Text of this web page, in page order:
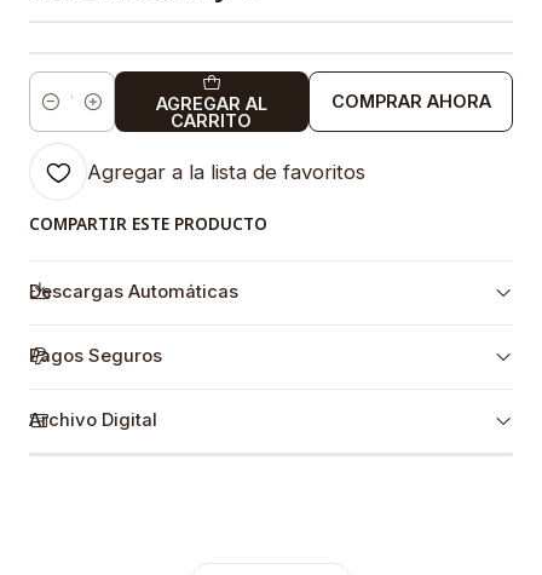
Cantidad
AGREGAR AL
CARRITO
COMPRAR AHORA
Agregar a la lista de favoritos
COMPARTIR ESTE PRODUCTO
Descargas Automáticas
Pagos Seguros
Archivo Digital